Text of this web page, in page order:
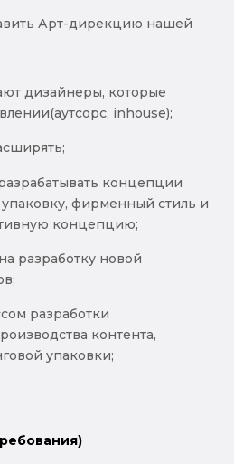
Арт-дирекцию нашей
дизайнеры, которые
inhouse);
концепции
фирменный стиль и
концепцию;
разработку новой
разработки
контента,
упаковки;